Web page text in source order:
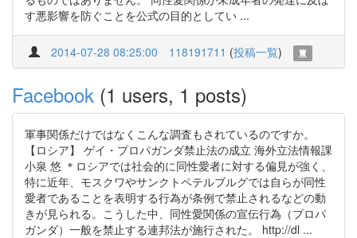
す悪影響を防ぐことを公式の目的としてい ...
2014-07-28 08:25:00 118191711 (投稿一覧)
Facebook (1 users, 1 posts)
軍事関係だけではなくこんな調査もされているのですか。
【ロシア】 ゲイ・プロパガンダ禁止法の成立 海外立法情報課
小泉 悠 ＊ロシアでは社会的に同性愛者に対する偏見が強く、
特に近年、モスクワやサンクトペテルブルグでは自らが同性
愛者であることを表明する行為が条例で禁止されるなどの動
きが見られる。こうした中、同性愛関係の宣伝行為（プロパ
ガンダ）一般を禁止する連邦法が施行された。 http://dl ...